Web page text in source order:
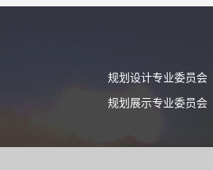
规划设计专业委员会
规划展示专业委员会